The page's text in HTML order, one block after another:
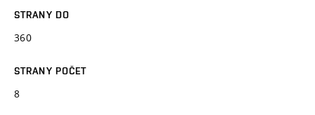
STRANY DO
360
STRANY POČET
8